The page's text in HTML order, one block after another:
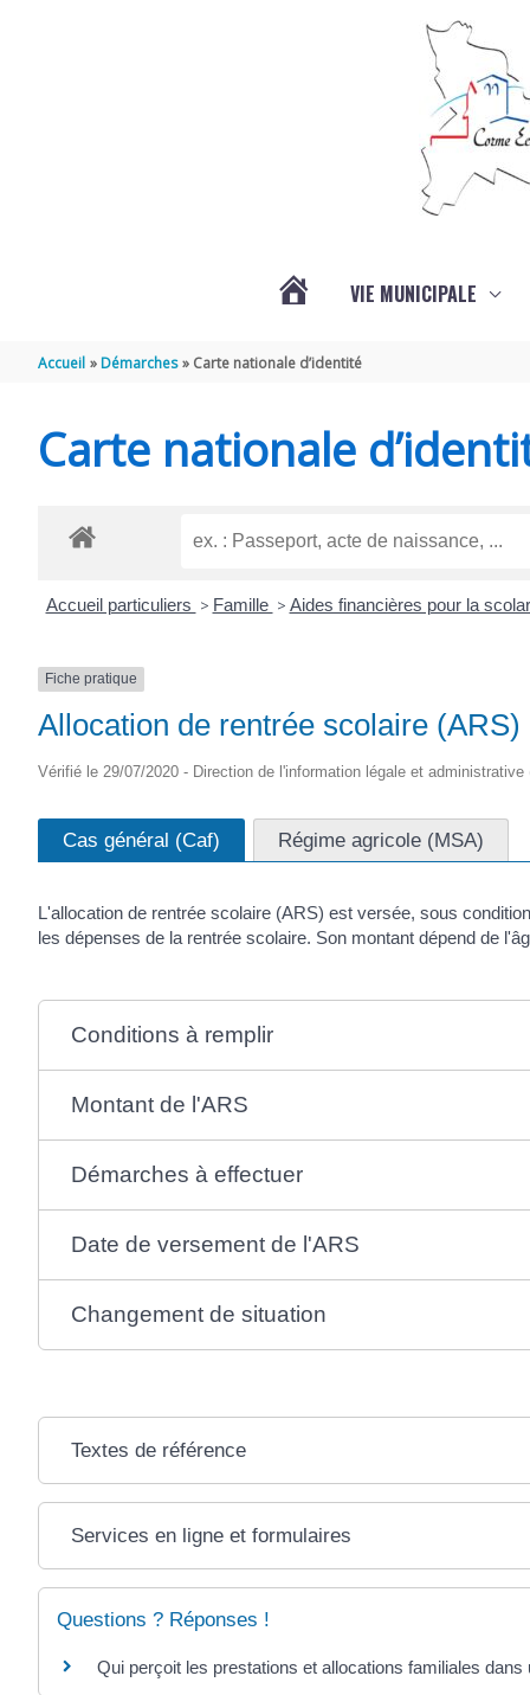
VIE MUNICIPALE
Accueil Démarches Carte nationale d’identité
Carte nationale
Accueil particuliers > Famille > Aides financières pour la
Fiche pratique
Allocation de rentrée scolaire (ARS)
Vérifié le 29/07/2020 - Direction de l'information légale et administrative
Cas général (Caf) Régime agricole (MSA)
L'allocation de rentrée scolaire (ARS) est versée, sous
les dépenses de la rentrée scolaire. Son montant dépend de
Conditions à remplir
Montant de l'ARS
Démarches à effectuer
Date de versement de l'ARS
Changement de situation
Textes de référence
Services en ligne et formulaires
Questions ? Réponses !
Qui perçoit les prestations et allocations familiales dans